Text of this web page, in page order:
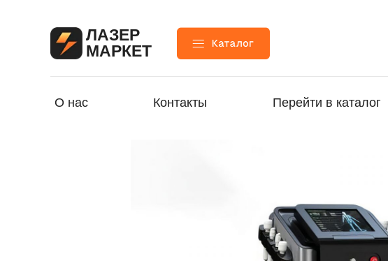
ЛАЗЕР
МАРКЕТ
Перейти в каталог
Контакты
О нас